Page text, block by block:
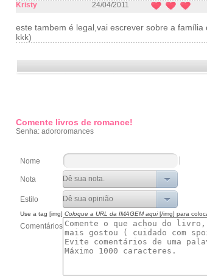
Kristy 24/04/2011
este tambem é legal,vai escrever sobre a
kkk)
Comente livros de romance!
Senha: adororomances
Nome
Nota
Estilo
Use a tag [img] Coloque a URL da IMAGEM aqui[/img] para
Comentários